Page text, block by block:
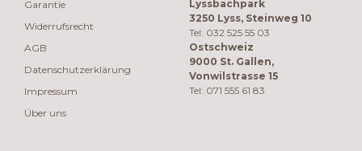
Garantie
Widerrufsrecht
AGB
Datenschutzerklärung
Impressum
Über uns
Lyssbachpark
3250 Lyss, Steinweg 10
Tel: 032 525 55 03
Ostschweiz
9000 St. Gallen,
Vonwilstrasse 15
Tel: 071 555 61 83